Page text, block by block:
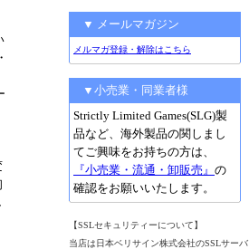
▼ メールマガジン
メルマガ登録・解除はこちら
▼小売業・同業者様
Strictly Limited Games(SLG)製
品など、海外製品の関しまし
てご興味をお持ちの方は、
『小売業・流通・卸販売』 の
確認をお願いいたします。
【SSLセキュリティーについて】
当店は日本ベリサイン株式会社のSSLサーバ